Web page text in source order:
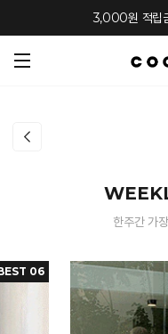
3,000원 적립
한주간 가
06